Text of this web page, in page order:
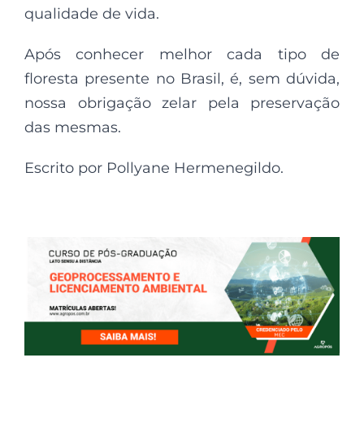
qualidade de vida.
Após conhecer melhor cada tipo de
floresta presente no Brasil, é, sem dúvida,
nossa obrigação zelar pela preservação
das mesmas.
Escrito por Pollyane Hermenegildo.